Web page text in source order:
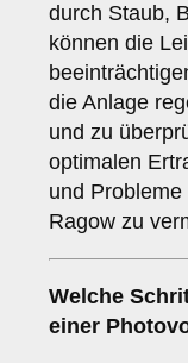
durch Staub,
können die
die Anlage
und zu
optimalen
und
Ragow zu
Welche
einer